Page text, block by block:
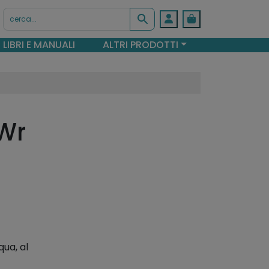
Account
Cart
LIBRI E MANUALI
ALTRI PRODOTTI
al